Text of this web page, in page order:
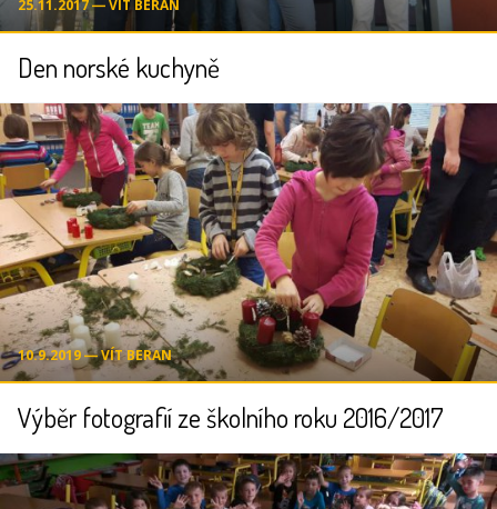
25.11.2017 ― VÍT BERAN
Den norské kuchyně
10.9.2019 ― VÍT BERAN
Výběr fotografií ze školního roku 2016/2017